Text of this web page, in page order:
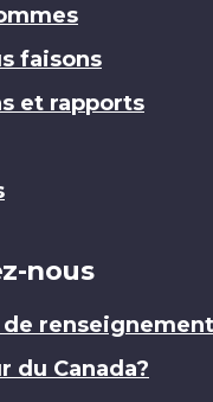
faisons
et rapports
nous
du Canada?